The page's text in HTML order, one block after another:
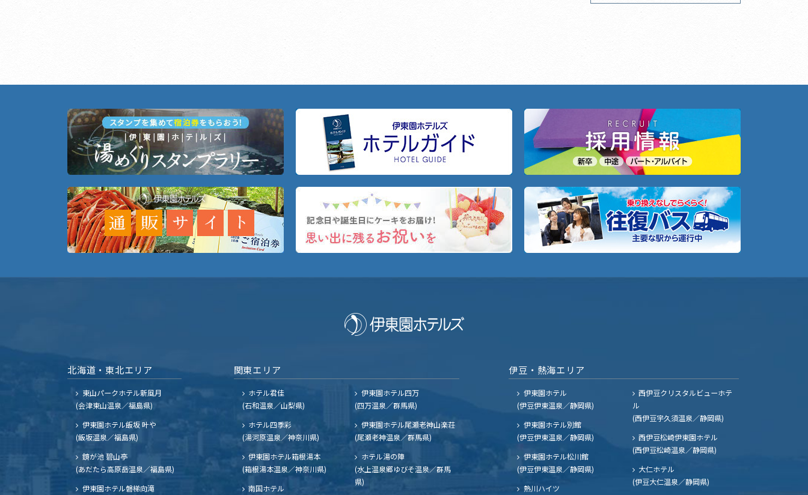
北海道・東北エリア
東山パークホテル新風月
(会津東山温泉／福島県)
伊東園ホテル飯坂 叶や
(飯坂温泉／福島県)
鏡が池 碧山亭
(あだたら高原岳温泉／福島県)
伊東園ホテル磐梯向滝
関東エリア
ホテル君佳
(石和温泉／山梨県)
ホテル四季彩
(湯河原温泉／神奈川県)
伊東園ホテル箱根湯本
(箱根湯本温泉／神奈川県)
南国ホテル
伊東園ホテル四万
(四万温泉／群馬県)
伊東園ホテル尾瀬老神山楽荘
(尾瀬老神温泉／群馬県)
ホテル湯の陣
(水上温泉郷ゆびそ温泉／群馬
県)
伊豆・熱海エリア
伊東園ホテル
(伊豆伊東温泉／静岡県)
伊東園ホテル別館
(伊豆伊東温泉／静岡県)
伊東園ホテル松川館
(伊豆伊東温泉／静岡県)
熱川ハイツ
西伊豆クリスタルビューホテ
ル
(西伊豆宇久須温泉／静岡県)
西伊豆松崎伊東園ホテル
(西伊豆松崎温泉／静岡県)
大仁ホテル
(伊豆大仁温泉／静岡県)